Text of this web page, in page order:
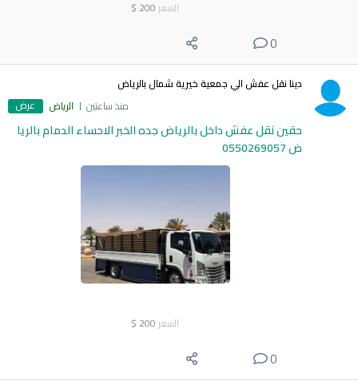
السعر 200
$
0
دينا نقل عفش الي جمعية خيرية شمال بالرياض
منذ ساعتين
الرياض عرض
حقين نقل عفش داخل بالرياض جده الخبر الاحساء الدمام بالريا
ض 0550269057
السعر 200
$
0